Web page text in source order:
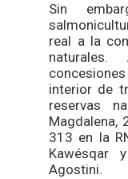
Sin
real a la
naturales.
interior de
reservas
Magdalena,
313 en la
Agostini.